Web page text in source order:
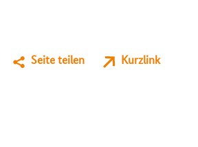
Seite teilen Kurzlink